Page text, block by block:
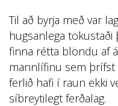
Til að byrja með var
hugsanlega
finna rétta blöndu af
mannlífinu sem þrífst
ferlið hafi í raun ekki
síbreytilegt ferðalag.